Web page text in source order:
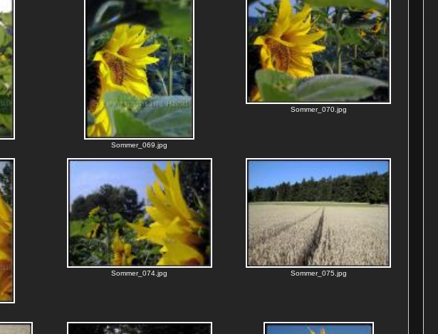
Sommer_069.jpg
Sommer_070.jpg
Sommer_074.jpg Sommer_075.jpg